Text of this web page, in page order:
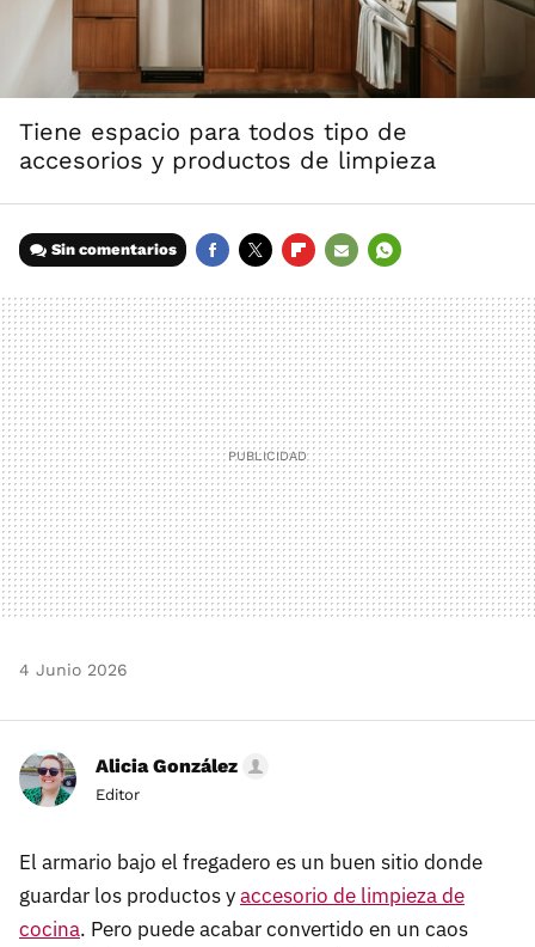
Tiene espacio para todos tipo de
accesorios y productos de limpieza
Sin comentarios
MAIL
4 Junio 2026
Alicia González
Editor
El armario bajo el fregadero es un buen sitio donde
guardar los productos yaccesorio de limpieza de
cocina. Pero puede acabar convertido en un caos